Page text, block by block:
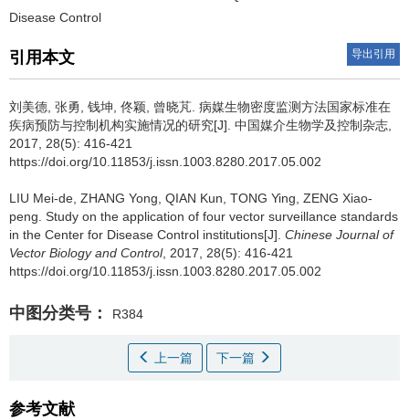
Disease Control
引用本文 导出引用
刘美德, 张勇, 钱坤, 佟颖, 曾晓芃. 病媒生物密度监测方法国家标准在
疾病预防与控制机构实施情况的研究[J]. 中国媒介生物学及控制杂志,
2017, 28(5): 416-421
https://doi.org/10.11853/j.issn.1003.8280.2017.05.002
LIU Mei-de, ZHANG Yong, QIAN Kun, TONG Ying, ZENG Xiao-
peng. Study on the application of four vector surveillance standards
in the Center for Disease Control institutions[J]. Chinese Journal of
Vector Biology and Control, 2017, 28(5): 416-421
https://doi.org/10.11853/j.issn.1003.8280.2017.05.002
中图分类号： R384
上一篇 下一篇
参考文献